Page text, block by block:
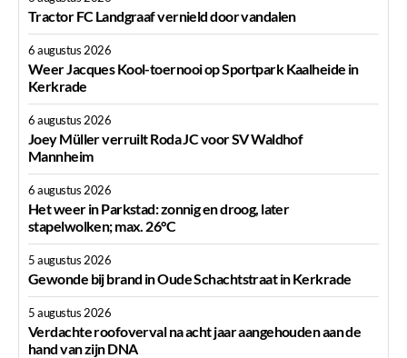
Tractor FC Landgraaf vernield door vandalen
6 augustus 2026
Weer Jacques Kool-toernooi op Sportpark Kaalheide in
Kerkrade
6 augustus 2026
Joey Müller verruilt Roda JC voor SV Waldhof
Mannheim
6 augustus 2026
Het weer in Parkstad: zonnig en droog, later
stapelwolken; max. 26°C
5 augustus 2026
Gewonde bij brand in Oude Schachtstraat in Kerkrade
5 augustus 2026
Verdachte roofoverval na acht jaar aangehouden aan de
hand van zijn DNA